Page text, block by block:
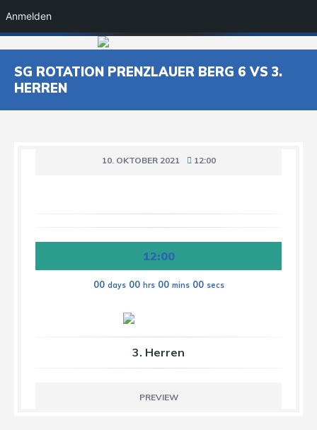
SG ROTATION PRENZLAUER BERG 6 VS 3.
HERREN
10. OKTOBER 2021 12:00
12:00
00 days 00 hrs 00 mins 00 secs
3. Herren
PREVIEW
Anmelden